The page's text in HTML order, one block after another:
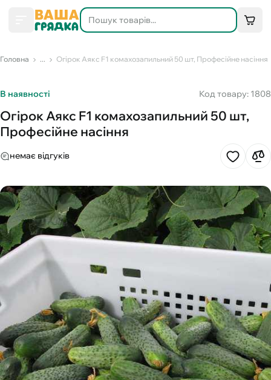
Головна ... Огірок Аякс F1 комахозапильний 50 шт, Професійне насіння
В наявності Код товару: 1808
Огірок Аякс F1 комахозапильний 50 шт,
Професійне насіння
немає відгуків